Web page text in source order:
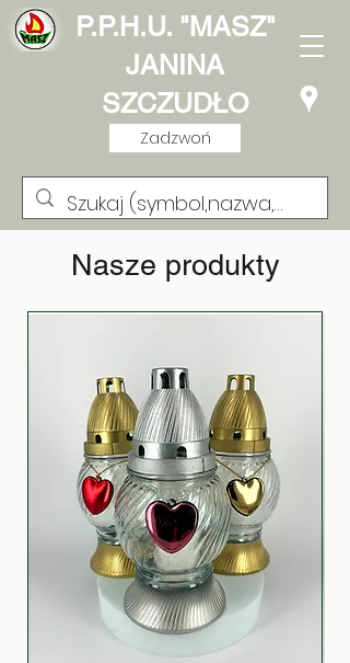
P.P.H.U. "MASZ"
JANINA
SZCZUDŁO
Zadzwoń
Nasze produkty